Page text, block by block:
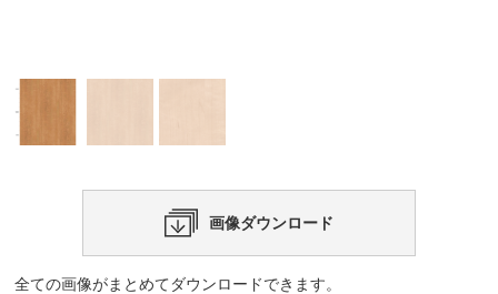
画像ダウンロード
全ての画像がまとめてダウンロードできます。